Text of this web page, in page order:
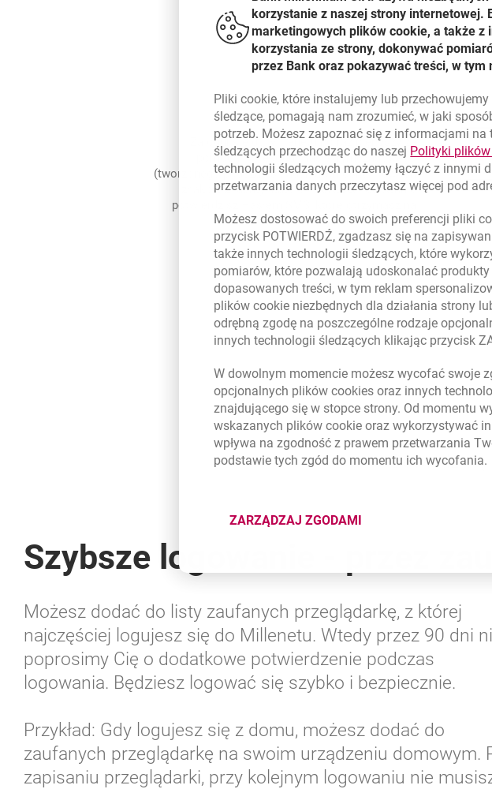
Logowanie
Zaloguj się do Millenetu po raz pierwszy za
pomocą Millekodu, Hasła Tymczasowego
(tworzonego podczas składania wniosku) i dwóch
znaków z identyfikatora. Pierwsze logowanie
potwierdzisz Hasłem SMS, które otrzymasz na
Twój numer telefonu.
Dowiedz się
Szybsze logowanie - przez
Możesz dodać do listy zaufanych przeglądarkę, z której
najczęściej logujesz się do Millenetu. Wtedy przez 90 dni
poprosimy Cię o dodatkowe potwierdzenie podczas
logowania. Będziesz logować się szybko i bezpiecznie.
Przykład: Gdy logujesz się z domu, możesz dodać do
zaufanych przeglądarkę na swoim urządzeniu domowym.
zapisaniu przeglądarki, przy kolejnym logowaniu nie
korzystanie z naszej strony internetowej.
marketingowych plików cookie, a także z
korzystania ze strony, dokonywać
przez Bank oraz pokazywać treści, w
Plikicookie, które instalujemy lub
śledzące, pomagają nam zrozumieć, w jaki
potrzeb. Możesz zapoznać się z informacjami
śledzących przechodząc do naszej Polityki
technologii śledzących możemy łączyć z innymi
przetwarzania danych przeczytasz więcej pod
Możesz dostosować do swoich preferencji pliki
przycisk POTWIERDŹ, zgadzasz się na
także innych technologii śledzących, które
pomiarów, które pozwalają udoskonalać
dopasowanych treści, w tym reklam
plikówcookie niezbędnych dla działania strony
odrębną zgodę na poszczególne rodzaje
innych technologii śledzących klikając przycisk
W dowolnym momencie możesz wycofać swoje
opcjonalnych plikówcookies oraz innych
znajdującego się w stopce strony. Od momentu
wskazanych plikówcookie oraz wykorzystywać
wpływa na zgodność z prawem przetwarzania
podstawie tych zgód do momentu ich wycofania.
ZARZĄDZAJ ZGODAMI
DOTYCZĄCYMI PLIKÓW